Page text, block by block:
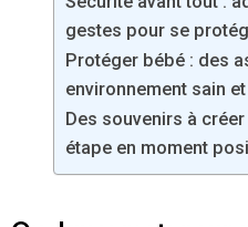
gestes pour se
Protéger bébé : des
environnement sain
Des souvenirs à
étape en moment